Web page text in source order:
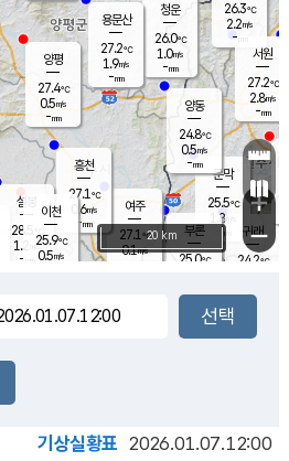
문막
25.5℃
1.8
mm
부론
25.0℃
청운
26.0℃
1.0m/s
-mm
여주
27.1℃
0.1m/s
양동
24.8℃
0.5m/s
-mm
장호원
흥천
27.1℃
0.6m/s
-mm
설봉
28.5
1.2 m/s
- mm
26.3℃
2.2m/s
- mm
귀래
24.2℃
서원
27.2℃
2.8m/s
-mm
용문산
27.2℃
1.9m/s
-mm
이천
25.9℃
0.5m/s
양평
27.4℃
0.5m/s
-mm
+
−
20 km
기상실황표 2026.01.07.12:00